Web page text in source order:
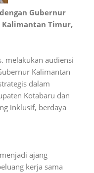
Gubernur
Kalimantan Timur,
melakukan audiensi
Kalimantan
dalam
Kotabaru dan
inklusif, berdaya
ajang
kerja sama